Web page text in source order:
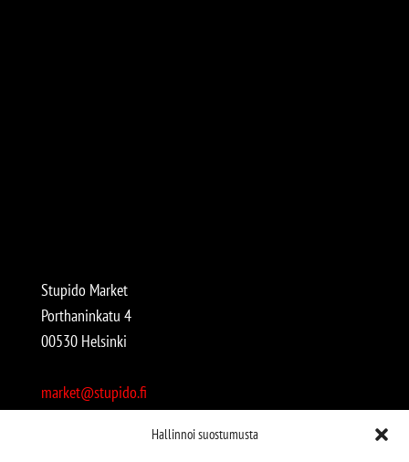
Hallinnoi suostumusta
Stupido Market
Porthaninkatu 4
00530 Helsinki
market@stupido.fi